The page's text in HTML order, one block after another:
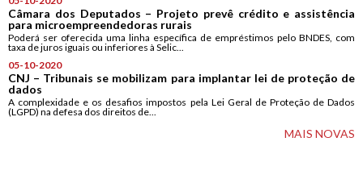
Câmara dos Deputados – Projeto prevê crédito e assistência
para microempreendedoras rurais
Poderá ser oferecida uma linha específica de empréstimos pelo BNDES, com
taxa de juros iguais ou inferiores à Selic...
05-10-2020
CNJ – Tribunais se mobilizam para implantar lei de proteção de
dados
A complexidade e os desafios impostos pela Lei Geral de Proteção de Dados
(LGPD) na defesa dos direitos de...
MAIS NOVAS